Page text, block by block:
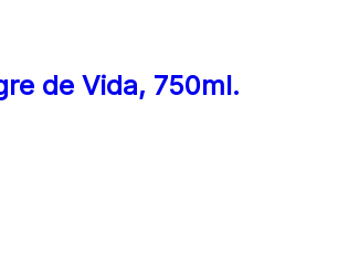
de Vida, 750ml.